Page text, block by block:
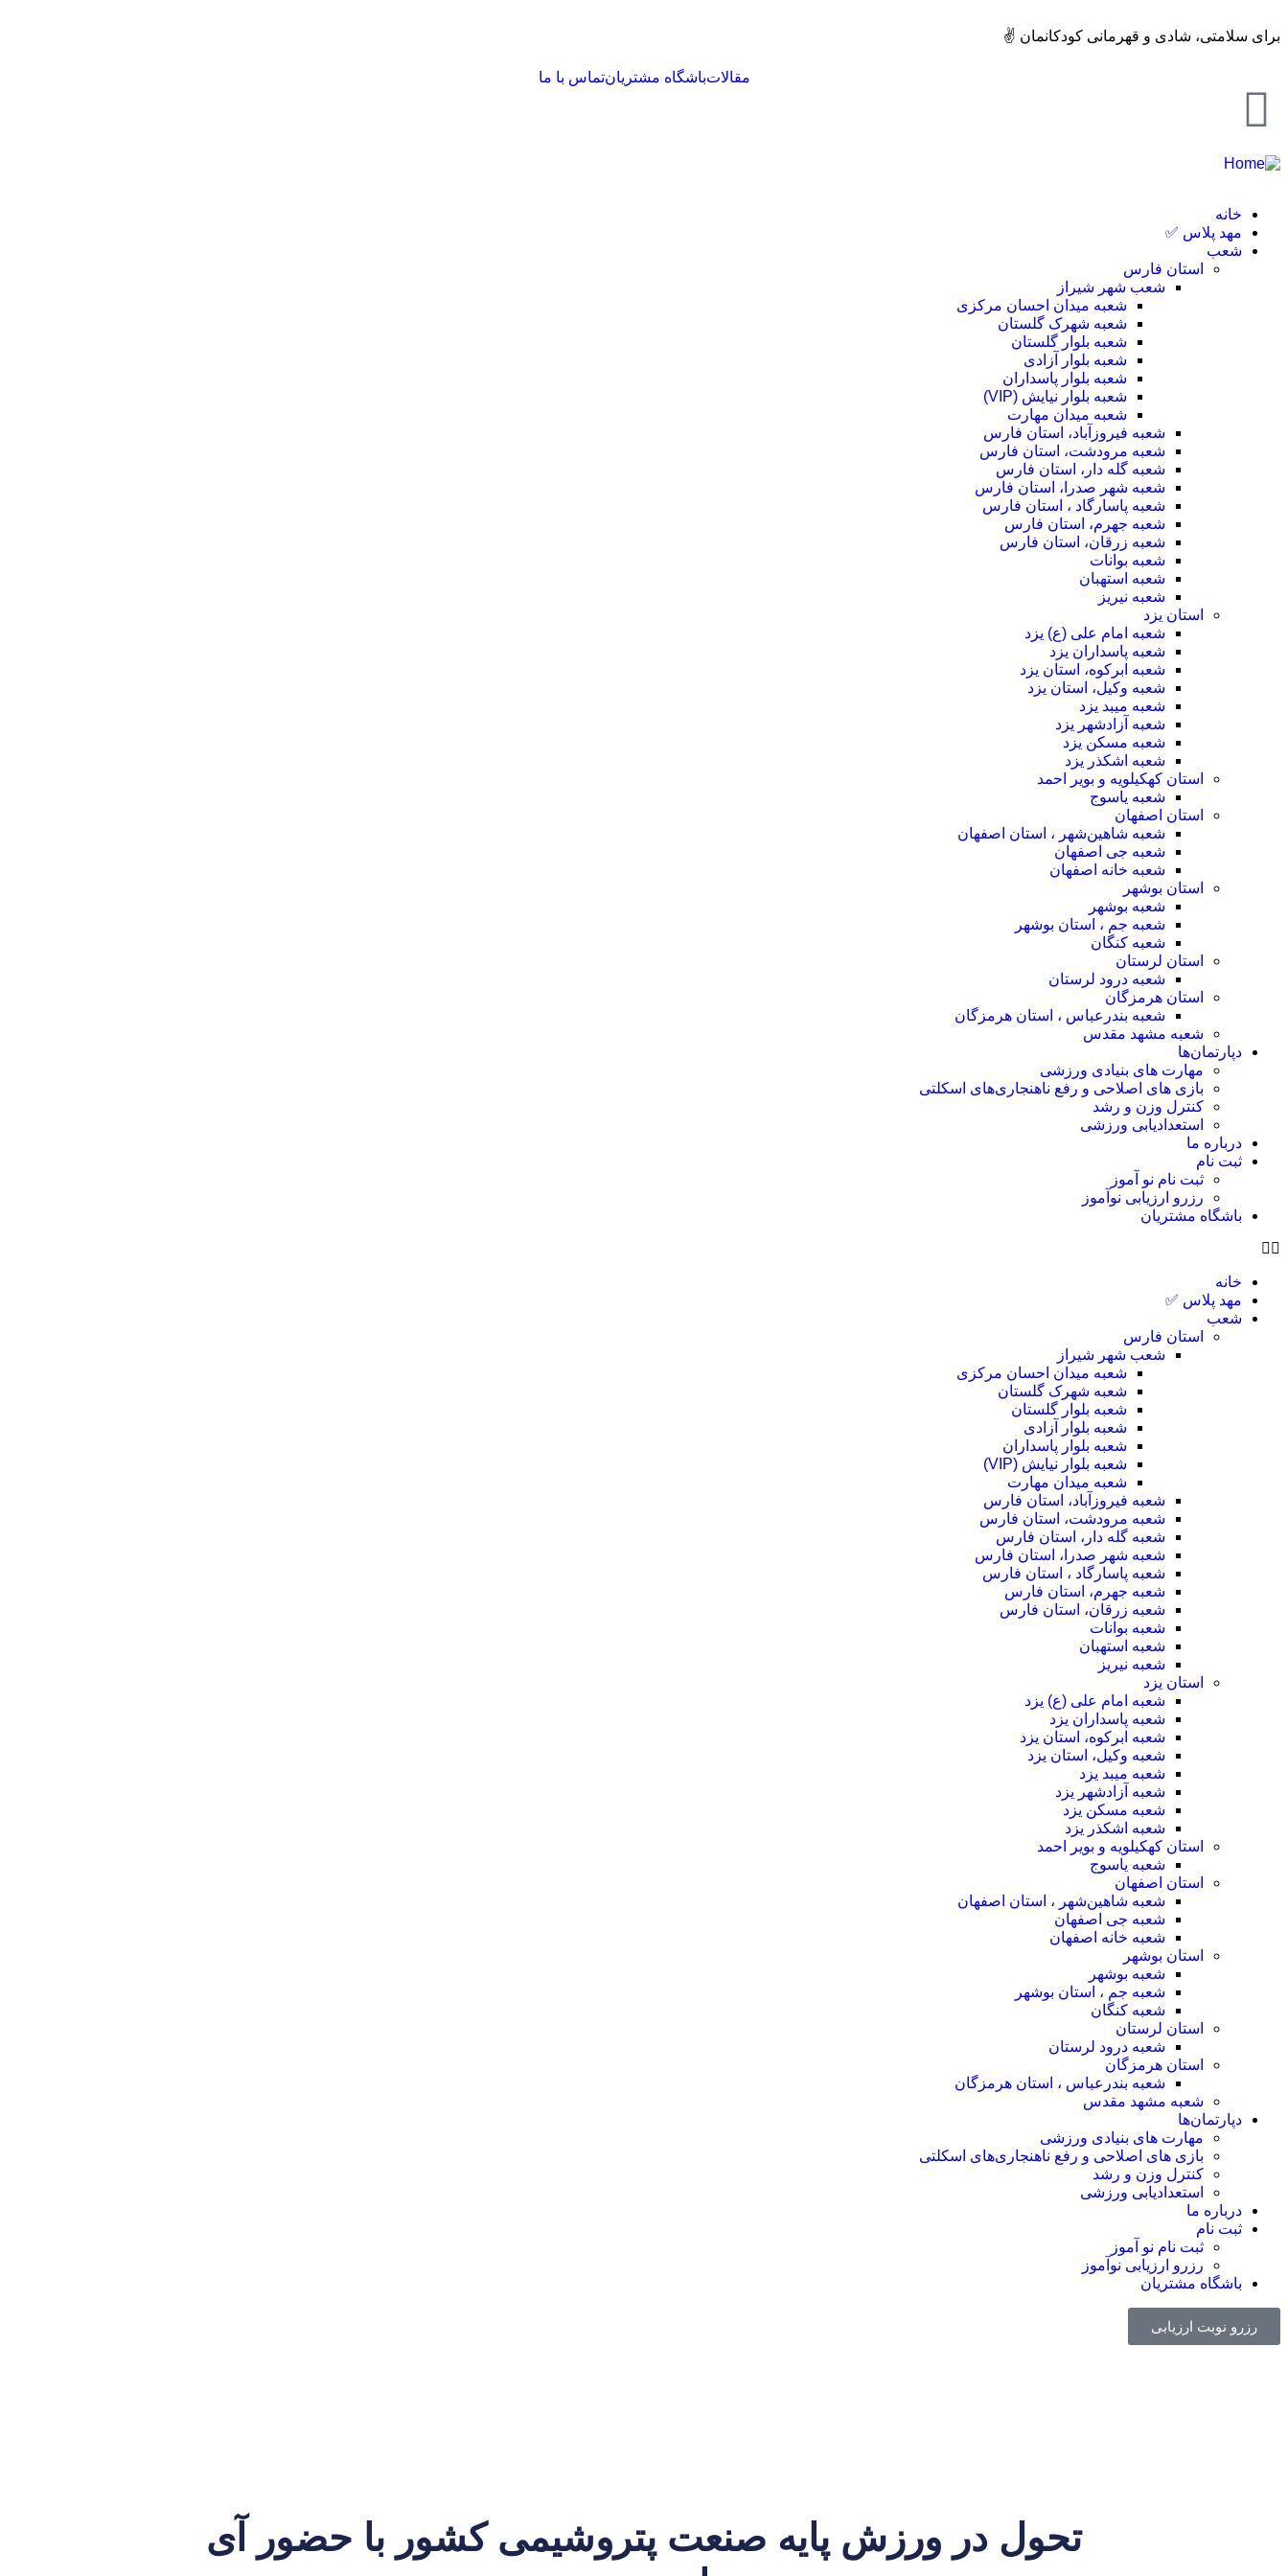
برای سلامتی، شادی و قهرمانی کودکانمان ✌️
مقالاتباشگاه مشتریانتماس با ما
خانه
مهد پلاس ✅
شعب
استان فارس
شعب شهر شیراز
شعبه میدان احسان مرکزی
شعبه شهرک گلستان
شعبه بلوار گلستان
شعبه بلوار آزادی
شعبه بلوار پاسداران
شعبه بلوار نیایش (VIP)
شعبه میدان مهارت
شعبه فیروزآباد، استان فارس
شعبه مرودشت، استان فارس
شعبه گله دار، استان فارس
شعبه شهر صدرا، استان فارس
شعبه پاسارگاد ، استان فارس
شعبه جهرم، استان فارس
شعبه زرقان، استان فارس
شعبه بوانات
شعبه استهبان
شعبه نیریز
استان یزد
شعبه امام علی (ع) یزد
شعبه پاسداران یزد
شعبه ابرکوه، استان یزد
شعبه وکیل، استان یزد
شعبه میبد یزد
شعبه آزادشهر یزد
شعبه مسکن یزد
شعبه اشکذر یزد
استان کهکیلویه و بویر احمد
شعبه یاسوج
استان اصفهان
شعبه شاهین‌شهر ، استان اصفهان
شعبه جی اصفهان
شعبه خانه اصفهان
استان بوشهر
شعبه بوشهر
شعبه جم ، استان بوشهر
شعبه کنگان
استان لرستان
شعبه درود لرستان
استان هرمزگان
شعبه بندرعباس ، استان هرمزگان
شعبه مشهد مقدس
دپارتمان‌ها
مهارت های بنیادی ورزشی
بازی های اصلاحی و رفع ناهنجاری‌های اسکلتی
کنترل وزن و رشد
استعدادیابی ورزشی
درباره ما
ثبت نام
ثبت نام نو آموز
رزرو ارزیابی نوآموز
باشگاه مشتریان
خانه
مهد پلاس ✅
شعب
استان فارس
شعب شهر شیراز
شعبه میدان احسان مرکزی
شعبه شهرک گلستان
شعبه بلوار گلستان
شعبه بلوار آزادی
شعبه بلوار پاسداران
شعبه بلوار نیایش (VIP)
شعبه میدان مهارت
شعبه فیروزآباد، استان فارس
شعبه مرودشت، استان فارس
شعبه گله دار، استان فارس
شعبه شهر صدرا، استان فارس
شعبه پاسارگاد ، استان فارس
شعبه جهرم، استان فارس
شعبه زرقان، استان فارس
شعبه بوانات
شعبه استهبان
شعبه نیریز
استان یزد
شعبه امام علی (ع) یزد
شعبه پاسداران یزد
شعبه ابرکوه، استان یزد
شعبه وکیل، استان یزد
شعبه میبد یزد
شعبه آزادشهر یزد
شعبه مسکن یزد
شعبه اشکذر یزد
استان کهکیلویه و بویر احمد
شعبه یاسوج
استان اصفهان
شعبه شاهین‌شهر ، استان اصفهان
شعبه جی اصفهان
شعبه خانه اصفهان
استان بوشهر
شعبه بوشهر
شعبه جم ، استان بوشهر
شعبه کنگان
استان لرستان
شعبه درود لرستان
استان هرمزگان
شعبه بندرعباس ، استان هرمزگان
شعبه مشهد مقدس
دپارتمان‌ها
مهارت های بنیادی ورزشی
بازی های اصلاحی و رفع ناهنجاری‌های اسکلتی
کنترل وزن و رشد
استعدادیابی ورزشی
درباره ما
ثبت نام
ثبت نام نو آموز
رزرو ارزیابی نوآموز
باشگاه مشتریان
رزرو نوبت ارزیابی
تحول در ورزش پایه صنعت پتروشیمی کشور با حضور آی